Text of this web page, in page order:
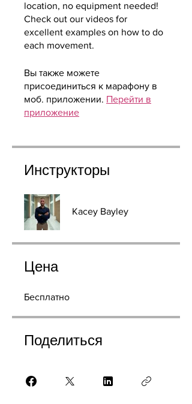
location, no equipment needed!
Check out our videos for
excellent examples on how to do
each movement.
Вы также можете
присоединиться к марафону в
моб. приложении. Перейти в
приложение
Инструкторы
Kacey Bayley
Цена
Бесплатно
Поделиться